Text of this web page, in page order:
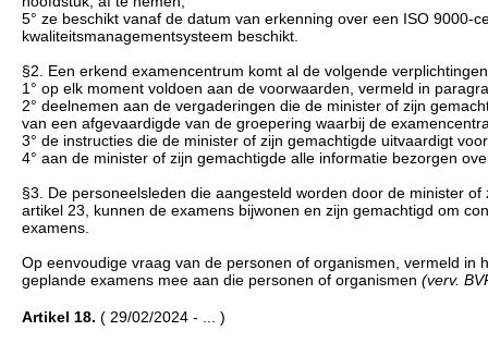
5° ze beschikt vanaf de datum van erkenning over een ISO 9000-
kwaliteitsmanagementsysteem beschikt.
§2. Een erkend examencentrum komt al de volgende
1° op elk moment voldoen aan de voorwaarden, vermeld in
2° deelnemen aan de vergaderingen die de minister of zijn
van een afgevaardigde van de groepering waarbij de
3° de instructies die de minister of zijn gemachtigde uitvaardigt
4° aan de minister of zijn gemachtigde alle informatie bezorgen
§3. De personeelsleden die aangesteld worden door de minister
artikel 23, kunnen de examens bijwonen en zijn gemachtigd om
examens.
Op eenvoudige vraag van de personen of organismen, vermeld
geplande examens mee aan die personen of organismen (verv.
Artikel 18. ( 29/02/2024 - ... )